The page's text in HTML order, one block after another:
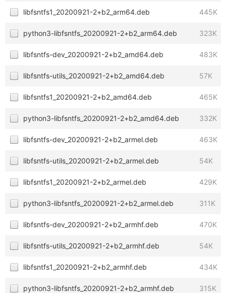
libfsntfs1_20200921-2+b2_arm64.deb 445K
python3-libfsntfs_20200921-2+b2_arm64.deb 323K
libfsntfs-dev_20200921-2+b2_amd64.deb 483K
libfsntfs-utils_20200921-2+b2_amd64.deb 57K
libfsntfs1_20200921-2+b2_amd64.deb 465K
python3-libfsntfs_20200921-2+b2_amd64.deb 332K
libfsntfs-dev_20200921-2+b2_armel.deb 463K
libfsntfs-utils_20200921-2+b2_armel.deb 54K
libfsntfs1_20200921-2+b2_armel.deb 429K
python3-libfsntfs_20200921-2+b2_armel.deb 311K
libfsntfs-dev_20200921-2+b2_armhf.deb 470K
libfsntfs-utils_20200921-2+b2_armhf.deb 54K
libfsntfs1_20200921-2+b2_armhf.deb 434K
python3-libfsntfs_20200921-2+b2_armhf.deb 315K